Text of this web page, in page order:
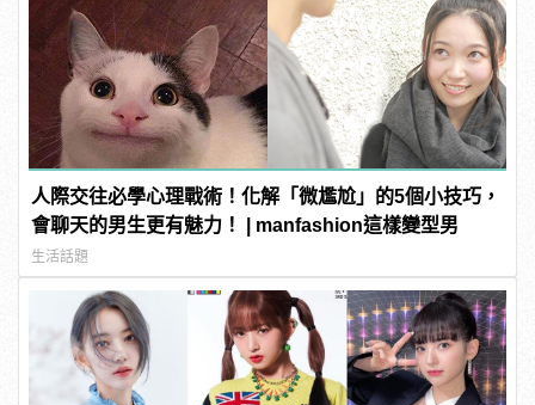
人際交往必學心理戰術！化解「微尷尬」的5個小技巧，
會聊天的男生更有魅力！ | manfashion這樣變型男
生活話題